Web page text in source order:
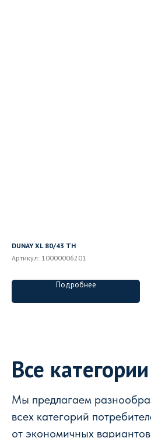
DUNAY XL 80/43 TH
Артикул: 10000006201
Подробнее
Все
Мы предлагаем
всех категорий
от экономичных